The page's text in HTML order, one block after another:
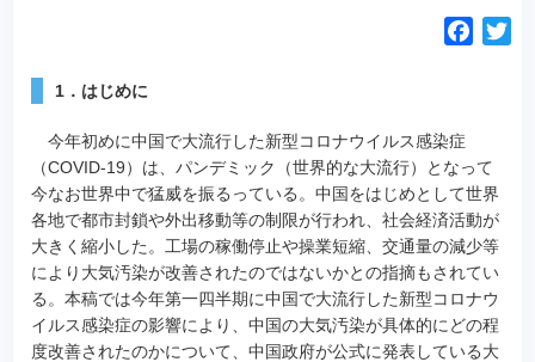
o
o
k
1．はじめに
今年初めに中国で大流行した新型コロナウイルス感染症
（COVID-19）は、パンデミック（世界的な大流行）となって
今なお世界中で猛威を振るっている。 中国をはじめとして世界
各地で都市封鎖や外出移動等の制限が行われ、社会経済活動が
大きく縮小した。工場の稼働停止や操業短縮、交通量の減少等
により大気汚染が改善されたのではないかとの指摘もされてい
る。本稿では今年第一四半期に中国で大流行した新型コロナウ
イルス感染症の影響により、中国の大気汚染が具体的にどの程
度改善されたのかについて、中国政府が公式に発表している大